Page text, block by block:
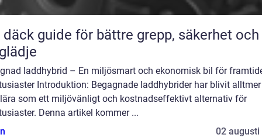
grepp, säkerhet och
laddhybrid – En miljösmart och ekonomisk bil för
Introduktion: Begagnade laddhybrider har blivit alltmer
som ett miljövänligt och kostnadseffektivt alternativ för
Denna artikel kommer ...
02 augusti